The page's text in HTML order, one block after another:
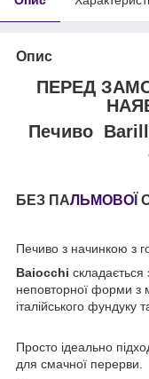
Опис
ПЕРЕД
Печиво
БЕЗ ПАЛЬМОВО Ї
Печиво з начинкою з
Baiocchi
неповторної форми з
італійського фундуку
Просто ідеально
для смачної перерви.